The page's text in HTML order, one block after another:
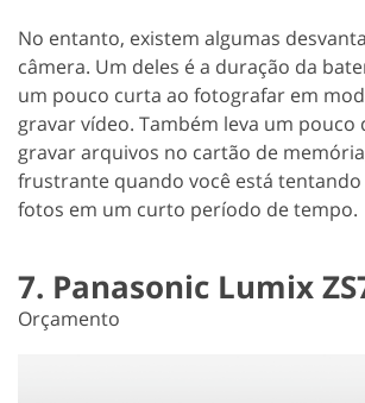
No entanto, existem algumas
câmera. Um deles é a duração da
um pouco curta ao fotografar em
gravar vídeo. Também leva um pouco
gravar arquivos no cartão de
frustrante quando você está
fotos em um curto período de tempo.
7. Panasonic Lumix
Orçamento